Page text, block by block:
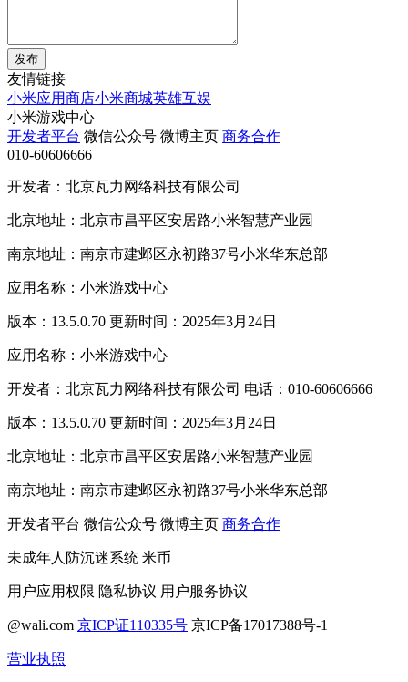
发布
友情链接
小米应用商店小米商城英雄互娱
小米游戏中心
开发者平台 微信公众号 微博主页 商务合作
010-60606666
开发者：北京瓦力网络科技有限公司
北京地址：北京市昌平区安居路小米智慧产业园
南京地址：南京市建邺区永初路37号小米华东总部
应用名称：小米游戏中心
版本：13.5.0.70 更新时间：2025年3月24日
应用名称：小米游戏中心
开发者：北京瓦力网络科技有限公司 电话：010-60606666
版本：13.5.0.70 更新时间：2025年3月24日
北京地址：北京市昌平区安居路小米智慧产业园
南京地址：南京市建邺区永初路37号小米华东总部
开发者平台 微信公众号 微博主页 商务合作
未成年人防沉迷系统 米币
用户应用权限 隐私协议 用户服务协议
@wali.com 京ICP证110335号 京ICP备17017388号-1
营业执照